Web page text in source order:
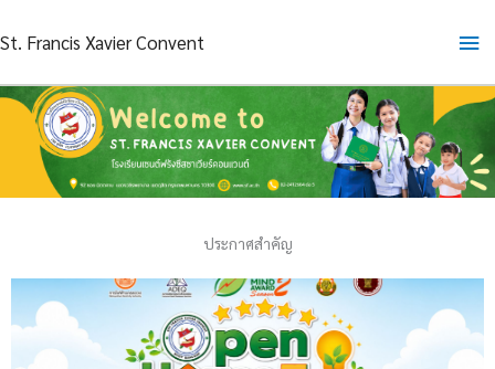
to
St. Francis Xavier Convent
ประกาศสำคัญ